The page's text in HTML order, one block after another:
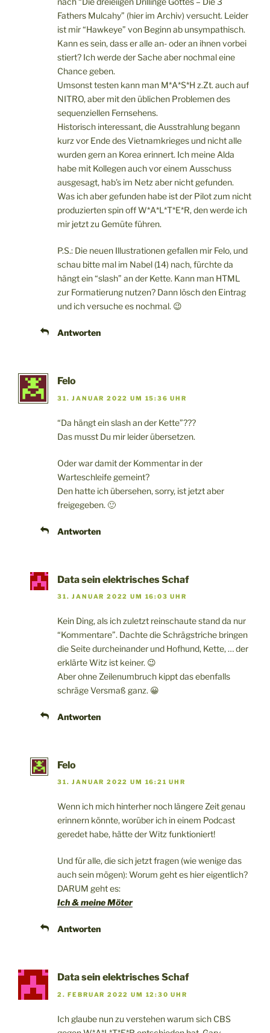
Fathers Mulcahy” (hier im Archiv) versucht. Leider
ist mir “Hawkeye” von Beginn ab unsympathisch.
Kann es sein, dass er alle an- oder an ihnen vorbei
stiert? Ich werde der Sache aber nochmal eine
Chance geben.
Umsonst testen kann man M*A*S*H z.Zt. auch auf
NITRO, aber mit den üblichen Problemen des
sequenziellen Fernsehens.
Historisch interessant, die Ausstrahlung begann
kurz vor Ende des Vietnamkrieges und nicht alle
wurden gern an Korea erinnert. Ich meine Alda
habe mit Kollegen auch vor einem Ausschuss
ausgesagt, hab’s im Netz aber nicht gefunden.
Was ich aber gefunden habe ist der Pilot zum nicht
produzierten spin off W*A*L*T*E*R, den werde ich
mir jetzt zu Gemüte führen.
P.S.: Die neuen Illustrationen gefallen mir Felo, und
schau bitte mal im Nabel (14) nach, fürchte da
hängt ein “slash” an der Kette. Kann man HTML
zur Formatierung nutzen? Dann lösch den Eintrag
und ich versuche es nochmal. 😉
Antworten
Felo
31. JANUAR 2022 UM 15:36 UHR
“Da hängt ein slash an der Kette”???
Das musst Du mir leider übersetzen.
Oder war damit der Kommentar in der
Warteschleife gemeint?
Den hatte ich übersehen, sorry, ist jetzt aber
freigegeben. 🙂
Antworten
Data sein elektrisches Schaf
31. JANUAR 2022 UM 16:03 UHR
Kein Ding, als ich zuletzt reinschaute stand da nur
“Kommentare”. Dachte die Schrägstriche bringen
die Seite durcheinander und Hofhund, Kette, … der
erklärte Witz ist keiner. 😉
Aber ohne Zeilenumbruch kippt das ebenfalls
schräge Versmaß ganz. 😀
Antworten
Felo
31. JANUAR 2022 UM 16:21 UHR
Wenn ich mich hinterher noch längere Zeit genau
erinnern könnte, worüber ich in einem Podcast
geredet habe, hätte der Witz funktioniert!
Und für alle, die sich jetzt fragen (wie wenige das
auch sein mögen): Worum geht es hier eigentlich?
DARUM geht es:
Ich & meine Möter
Antworten
Data sein elektrisches Schaf
2. FEBRUAR 2022 UM 12:30 UHR
Ich glaube nun zu verstehen warum sich CBS